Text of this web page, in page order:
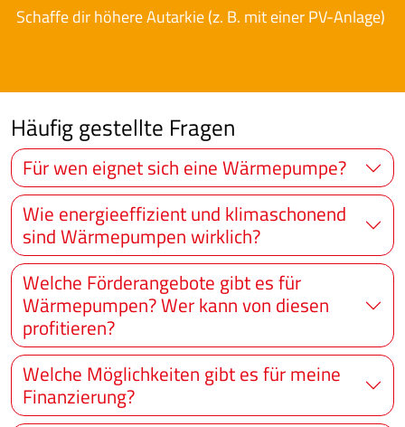
Schaffe dir höhere Autarkie (z. B. mit einer PV-Anlage)
Häufig gestellte Fragen
Für wen eignet sich eine Wärmepumpe?
Wie energieeffizient und klimaschonend
sind Wärmepumpen wirklich?
Welche Förderangebote gibt es für
Wärmepumpen? Wer kann von diesen
profitieren?
Welche Möglichkeiten gibt es für meine
Finanzierung?